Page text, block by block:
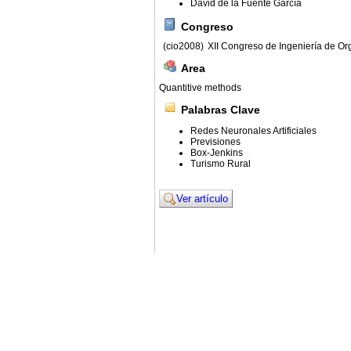
David de la Fuente García
Congreso
(cio2008) XII Congreso de Ingeniería de
Area
Quantitive methods
Palabras Clave
Redes Neuronales Artificiales
Previsiones
Box-Jenkins
Turismo Rural
Ver artículo